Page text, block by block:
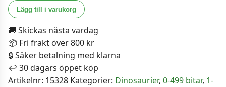
Barnpussel
-
Dinosaurielekstund
2x24
bitar
mängd
Lägg till i varukorg
🚚 Skickas nästa vardag
📦 Fri frakt över 800 kr
🔒 Säker betalning med klarna
↩️ 30 dagars öppet köp
Artikelnr: 15328 Kategorier: Dinosaurier, 0-499 bitar, 1-